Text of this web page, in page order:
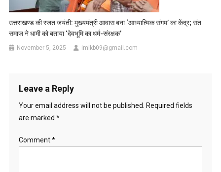
उत्तराखण्ड की रजत जयंती: मुख्यमंत्री आवास बना ‘आध्यात्मिक संगम’ का केंद्र; संत
समाज ने धामी को बताया ‘देवभूमि का धर्म-संरक्षक’
November 5, 2025 imlkb09@gmail.com
Leave a Reply
Your email address will not be published.
Required fields
are marked *
Comment*